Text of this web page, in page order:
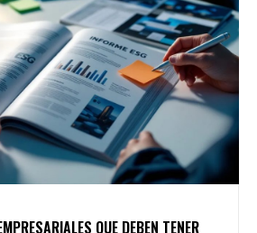
QUE DEBEN TENER